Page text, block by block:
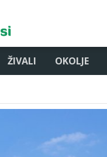
ŽIVALI OKOLJE